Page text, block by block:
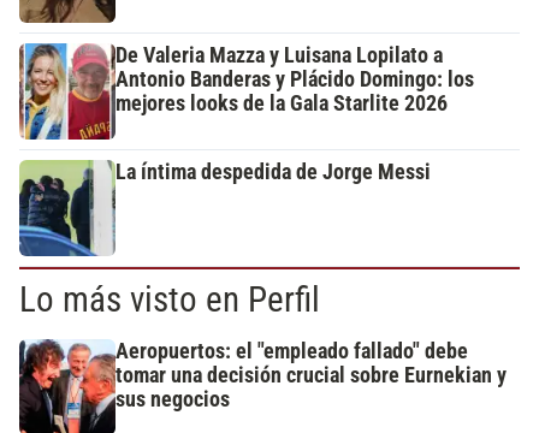
De Valeria Mazza y Luisana Lopilato a
Antonio Banderas y Plácido Domingo: los
mejores looks de la Gala Starlite 2026
La íntima despedida de Jorge Messi
Lo más visto en Perfil
Aeropuertos: el "empleado fallado" debe
tomar una decisión crucial sobre Eurnekian y
sus negocios